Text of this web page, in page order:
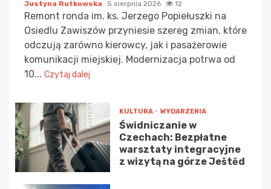
Justyna Rutkowska 5 sierpnia 2026 12
Remont ronda im. ks. Jerzego Popiełuszki na
Osiedlu Zawiszów przyniesie szereg zmian, które
odczują zarówno kierowcy, jak i pasażerowie
komunikacji miejskiej. Modernizacja potrwa od
10... Czytaj dalej
KULTURA WYDARZENIA
Świdniczanie w
Czechach: Bezpłatne
warsztaty integracyjne
z wizytą na górze Ještěd